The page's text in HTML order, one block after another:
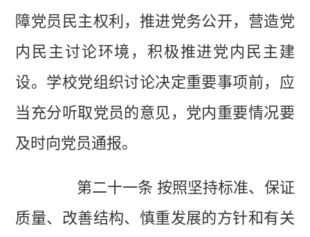
障党员民主权利，推进党务公开，营造党
内民主讨论环境，积极推进党内民主建
设。学校党组织讨论决定重要事项前，应
当充分听取党员的意见，党内重要情况要
及时向党员通报。
第二十一条 按照坚持标准、保证
质量、改善结构、慎重发展的方针和有关